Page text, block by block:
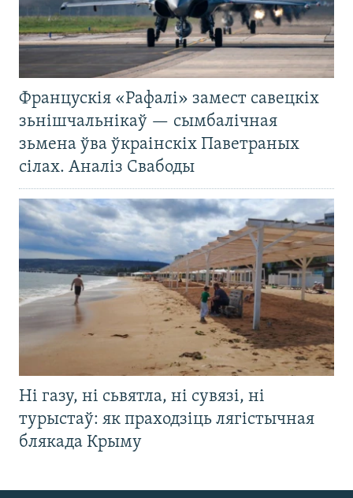
Францускія «Рафалі» замест савецкіх
зьнішчальнікаў — сымбалічная
зьмена ўва ўкраінскіх Паветраных
сілах. Аналіз Свабоды
Ні газу, ні сьвятла, ні сувязі, ні
турыстаў: як праходзіць лягістычная
блякада Крыму